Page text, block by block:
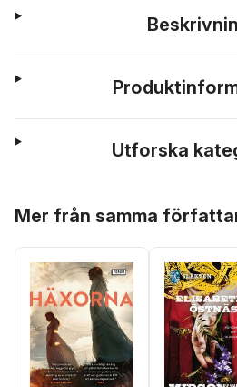
Utforska
Mer från samma